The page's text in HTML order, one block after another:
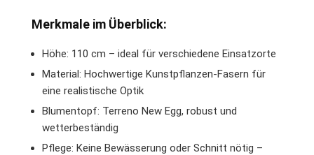
Merkmale im Überblick:
Höhe: 110 cm – ideal für verschiedene Einsatzorte
Material: Hochwertige Kunstpflanzen-Fasern für
eine realistische Optik
Blumentopf: Terreno New Egg, robust und
wetterbeständig
Pflege: Keine Bewässerung oder Schnitt nötig –